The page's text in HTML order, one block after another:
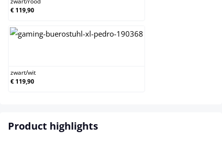
€ 119,90
zwart/wit
€ 119,90
Product highlights